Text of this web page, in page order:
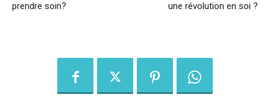
prendre soin?
une révolution en soi ?